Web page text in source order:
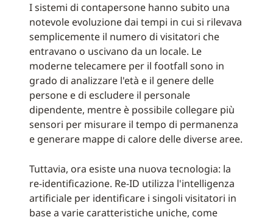
I sistemi di contapersone hanno subito una
notevole evoluzione dai tempi in cui si rilevava
semplicemente il numero di visitatori che
entravano o uscivano da un locale. Le
moderne telecamere per il footfall sono in
grado di analizzare l'età e il genere delle
persone e di escludere il personale
dipendente, mentre è possibile collegare più
sensori per misurare il tempo di permanenza
e generare mappe di calore delle diverse aree.
Tuttavia, ora esiste una nuova tecnologia: la
re-identificazione. Re-ID utilizza l'intelligenza
artificiale per identificare i singoli visitatori in
base a varie caratteristiche uniche, come